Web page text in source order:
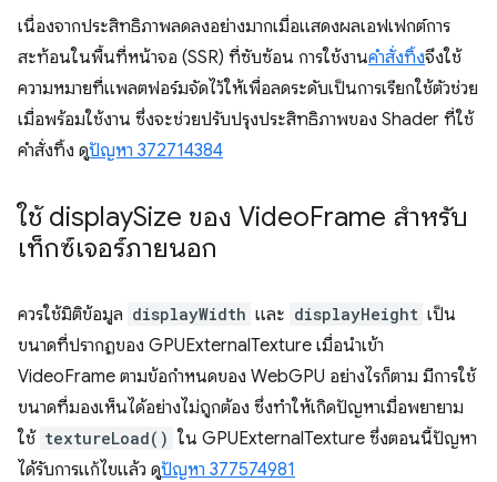
เนื่องจากประสิทธิภาพลดลงอย่างมากเมื่อแสดงผลเอฟเฟกต์การ
สะท้อนในพื้นที่หน้าจอ (SSR) ที่ซับซ้อน การใช้งานคำสั่งทิ้งจึงใช้
ความหมายที่แพลตฟอร์มจัดไว้ให้เพื่อลดระดับเป็นการเรียกใช้ตัวช่วย
เมื่อพร้อมใช้งาน ซึ่งจะช่วยปรับปรุงประสิทธิภาพของ Shader ที่ใช้
คำสั่งทิ้ง ดูปัญหา 372714384
ใช้ displaySize ของ VideoFrame สำหรับ
เท็กซ์เจอร์ภายนอก
ควรใช้มิติข้อมูล displayWidth และ displayHeight เป็น
ขนาดที่ปรากฏของ GPUExternalTexture เมื่อนำเข้า
VideoFrame ตามข้อกำหนดของ WebGPU อย่างไรก็ตาม มีการใช้
ขนาดที่มองเห็นได้อย่างไม่ถูกต้อง ซึ่งทำให้เกิดปัญหาเมื่อพยายาม
ใช้ textureLoad() ใน GPUExternalTexture ซึ่งตอนนี้ปัญหา
ได้รับการแก้ไขแล้ว ดูปัญหา 377574981